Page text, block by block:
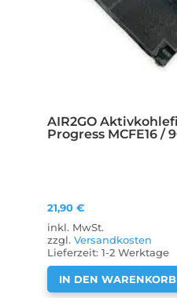
AIR2GO
Progress MCFE16 /
21,90 €
inkl. MwSt.
zzgl. Versandkosten
Lieferzeit: 1-2 Werktage
IN DEN WARENKORB